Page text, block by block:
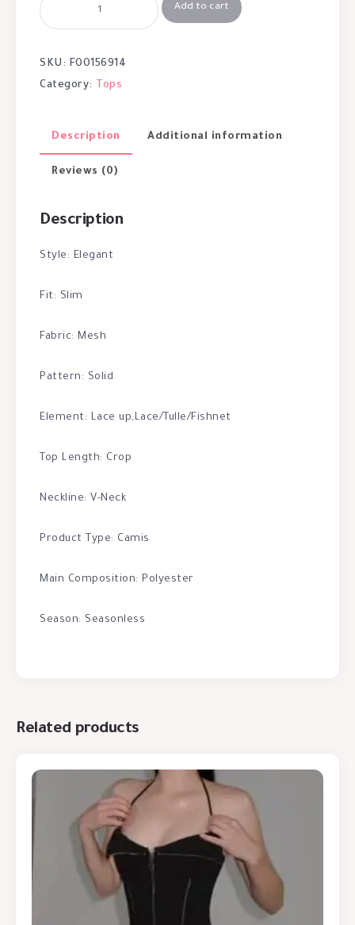
Add to cart
SKU: F00156914
Category: Tops
Description Additional information
Reviews (0)
Description
Style: Elegant
Fit: Slim
Fabric: Mesh
Pattern: Solid
Element: Lace up,Lace/Tulle/Fishnet
Top Length: Crop
Neckline: V-Neck
Product Type: Camis
Main Composition: Polyester
Season: Seasonless
Related products